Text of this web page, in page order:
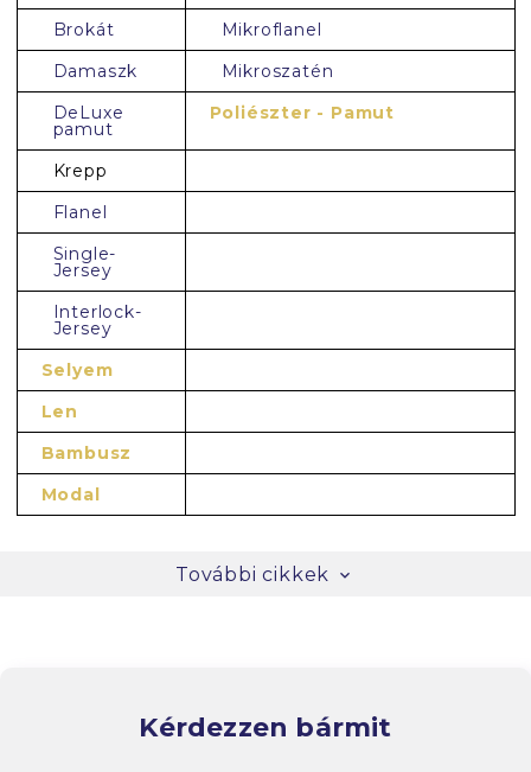
Brokát
Mikroflanel
Damaszk
Mikroszatén
DeLuxe
pamut
Poliészter - Pamut
Krepp
Flanel
Single-
Jersey
Interlock-
Jersey
Selyem
Len
Bambusz
Modal
További cikkek
Kérdezzen bármit